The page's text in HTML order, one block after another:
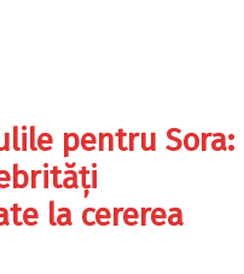
pentru Sora:
la cererea